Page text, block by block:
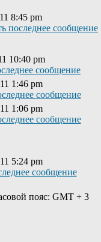
8:45 pm
10:40 pm
1:46 pm
1:06 pm
5:24 pm
пояс: GMT + 3